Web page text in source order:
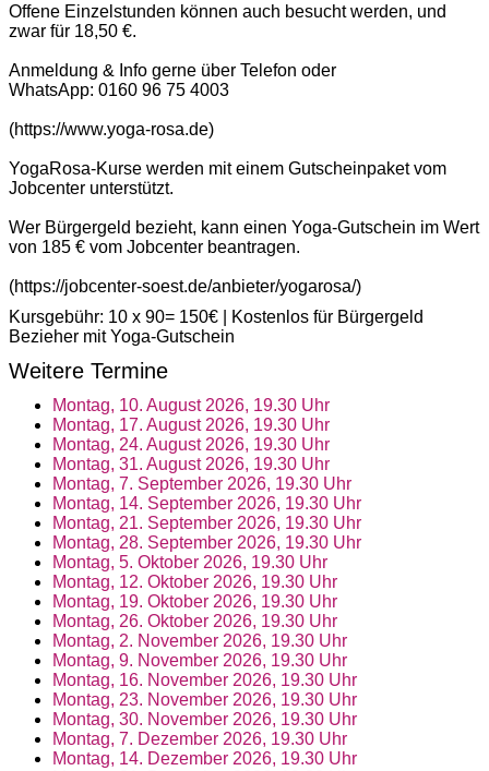
Offene Einzelstunden können auch besucht werden, und
zwar für 18,50 €.
Anmeldung & Info gerne über Telefon oder
WhatsApp: 0160 96 75 4003
(https://www.yoga-rosa.de)
YogaRosa-Kurse werden mit einem Gutscheinpaket vom
Jobcenter unterstützt.
Wer Bürgergeld bezieht, kann einen Yoga-Gutschein im Wert
von 185 € vom Jobcenter beantragen.
(https://jobcenter-soest.de/anbieter/yogarosa/)
Kursgebühr: 10 x 90= 150€ | Kostenlos für Bürgergeld
Bezieher mit Yoga-Gutschein
Weitere Termine
Montag, 10. August 2026, 19.30 Uhr
Montag, 17. August 2026, 19.30 Uhr
Montag, 24. August 2026, 19.30 Uhr
Montag, 31. August 2026, 19.30 Uhr
Montag, 7. September 2026, 19.30 Uhr
Montag, 14. September 2026, 19.30 Uhr
Montag, 21. September 2026, 19.30 Uhr
Montag, 28. September 2026, 19.30 Uhr
Montag, 5. Oktober 2026, 19.30 Uhr
Montag, 12. Oktober 2026, 19.30 Uhr
Montag, 19. Oktober 2026, 19.30 Uhr
Montag, 26. Oktober 2026, 19.30 Uhr
Montag, 2. November 2026, 19.30 Uhr
Montag, 9. November 2026, 19.30 Uhr
Montag, 16. November 2026, 19.30 Uhr
Montag, 23. November 2026, 19.30 Uhr
Montag, 30. November 2026, 19.30 Uhr
Montag, 7. Dezember 2026, 19.30 Uhr
Montag, 14. Dezember 2026, 19.30 Uhr